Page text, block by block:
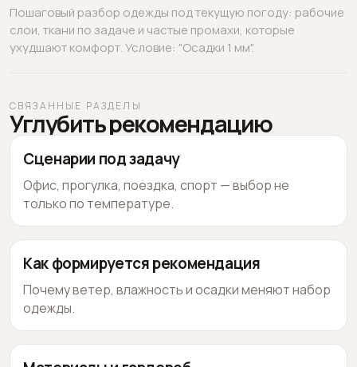
Пошаговый разбор одежды под текущую погоду: рабочие
слои, ткани по задаче и частые промахи, которые
ухудшают комфорт. Условие: "Осадки 1 мм".
СВЯЗАННЫЕ РАЗДЕЛЫ
Углубить рекомендацию
Сценарии под задачу
Офис, прогулка, поездка, спорт — выбор не
только по температуре.
Как формируется рекомендация
Почему ветер, влажность и осадки меняют набор
одежды.